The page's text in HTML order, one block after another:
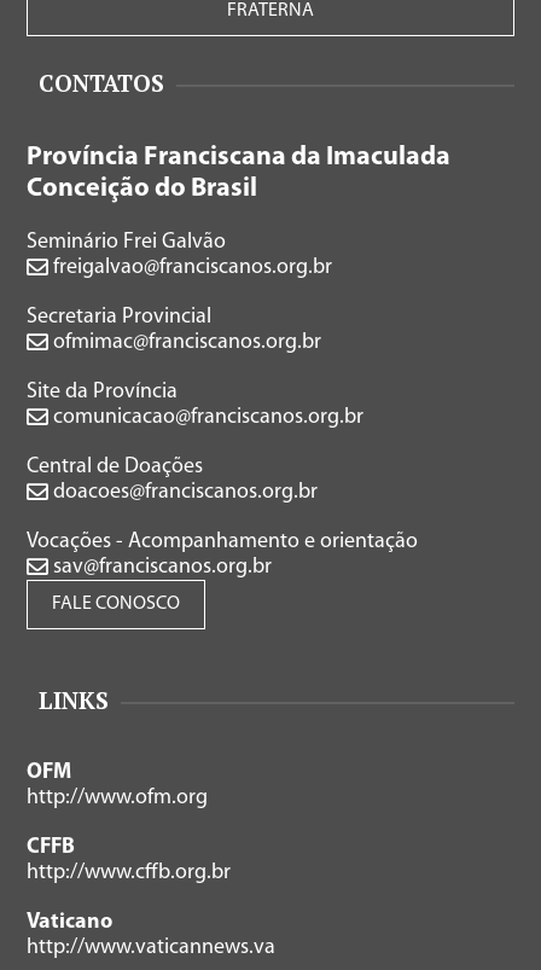
FRATERNA
CONTATOS
Província Franciscana da Imaculada
Conceição do Brasil
Seminário Frei Galvão
freigalvao@franciscanos.org.br
Secretaria Provincial
ofmimac@franciscanos.org.br
Site da Província
comunicacao@franciscanos.org.br
Central de Doações
doacoes@franciscanos.org.br
Vocações - Acompanhamento e orientação
sav@franciscanos.org.br
FALE CONOSCO
LINKS
OFM
http://www.ofm.org
CFFB
http://www.cffb.org.br
Vaticano
http://www.vaticannews.va